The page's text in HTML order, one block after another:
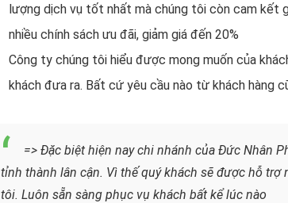
lượng dịch vụ tốt nhất mà chúng tôi còn cam kết
nhiều chính sách ưu đãi, giảm giá đến 20%
Công ty chúng tôi hiểu được mong muốn của
khách đưa ra. Bất cứ yêu cầu nào từ khách hàng
=> Đặc biệt hiện nay chi nhánh của Đức Nhân
tỉnh thành lân cận. Vì thế quý khách sẽ được hỗ
tôi. Luôn sẵn sàng phục vụ khách bất kể lúc nào